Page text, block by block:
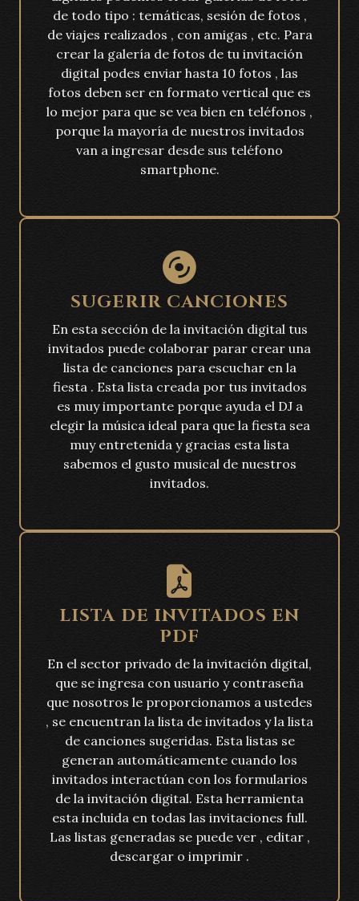
de todo tipo : temáticas, sesión de fotos ,
de viajes realizados , con amigas , etc. Para
crear la galería de fotos de tu invitación
digital podes enviar hasta 10 fotos , las
fotos deben ser en formato vertical que es
lo mejor para que se vea bien en teléfonos ,
porque la mayoría de nuestros invitados
van a ingresar desde sus teléfono
smartphone.
SUGERIR CANCIONES
En esta sección de la invitación digital tus
invitados puede colaborar parar crear una
lista de canciones para escuchar en la
fiesta . Esta lista creada por tus invitados
es muy importante porque ayuda el DJ a
elegir la música ideal para que la fiesta sea
muy entretenida y gracias esta lista
sabemos el gusto musical de nuestros
invitados.
LISTA DE INVITADOS EN
PDF
En el sector privado de la invitación digital,
que se ingresa con usuario y contraseña
que nosotros le proporcionamos a ustedes
, se encuentran la lista de invitados y la lista
de canciones sugeridas. Esta listas se
generan automáticamente cuando los
invitados interactúan con los formularios
de la invitación digital. Esta herramienta
esta incluida en todas las invitaciones full.
Las listas generadas se puede ver , editar ,
descargar o imprimir .